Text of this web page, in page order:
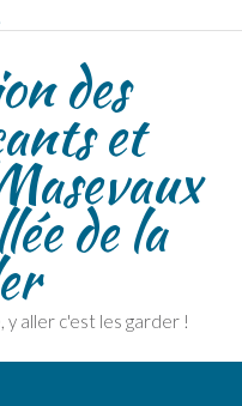
des
et
de la
y aller c'est les garder !